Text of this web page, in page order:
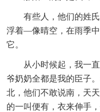
有些人，他们的姓
浮着—像晴空，在雨季
它。
从小时候起，我一
爷奶奶全都是我的臣子
北，他们不敢说南，天
的一叫便有，衣来伸手